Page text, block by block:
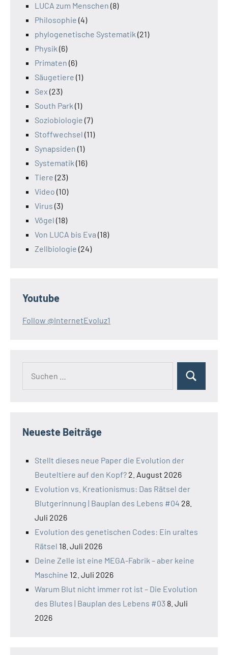
LUCA zum Menschen (8)
Philosophie (4)
phylogenetische Systematik (21)
Physik (6)
Primaten (6)
Säugetiere (1)
Sex (23)
South Park (1)
Soziobiologie (7)
Stoffwechsel (11)
Synapsiden (1)
Systematik (16)
Tiere (23)
Video (10)
Virus (3)
Vögel (18)
Von LUCA bis Eva (18)
Zellbiologie (24)
Youtube
Follow @InternetEvoluz1
Suchen
Neueste Beiträge
Stellt dieses neue Paper die Evolution der
Beuteltiere auf den Kopf? 2. August 2026
Evolution vs. Kreationismus: Das Rätsel der
Blutgerinnung | Bauplan des Lebens #04 28.
Juli 2026
Evolution des genetischen Codes: Ein uraltes
Rätsel 18. Juli 2026
Deine Zelle ist eine MEGA-Fabrik – aber keine
Maschine 12. Juli 2026
Warum Blut nicht immer rot ist – Die Evolution
des Blutes | Bauplan des Lebens #03 8. Juli
2026